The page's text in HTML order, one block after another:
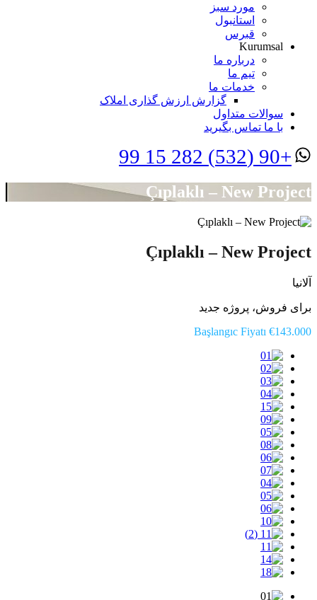
مورد سبز
استانبول
قبرس
Kurumsal
درباره ما
تیم ما
خدمات ما
گزارش ارزش گذاری املاک
سوالات متداول
با ما تماس بگیرید
+90 (532) 282 15 99
Çıplaklı – New Project
Çıplaklı – New Project
آلانیا
برای فروش، پروژه جدید
Başlangıc Fiyatı €143.000